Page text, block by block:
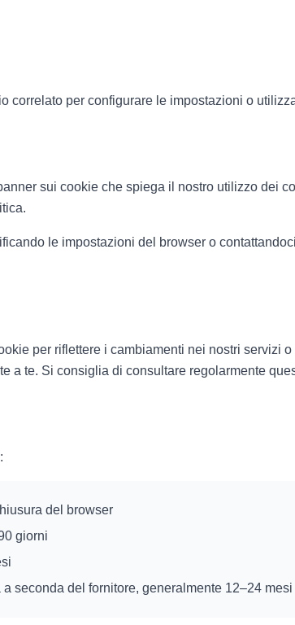
correlato per configurare le impostazioni o
sui cookie che spiega il nostro utilizzo dei
le impostazioni del browser o
per riflettere i cambiamenti nei nostri servizi
a te. Si consiglia di consultare regolarmente
del browser
giorni
seconda del fornitore, generalmente 12–24 mesi